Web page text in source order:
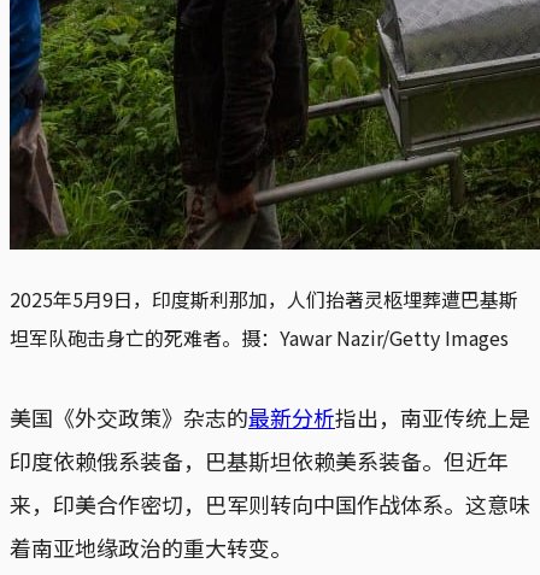
2025年5月9日，印度斯利那加，人们抬著灵柩埋葬遭巴基斯
坦军队砲击身亡的死难者。摄：Yawar Nazir/Getty Images
美国《外交政策》杂志的最新分析指出，南亚传统上是
印度依赖俄系装备，巴基斯坦依赖美系装备。但近年
来，印美合作密切，巴军则转向中国作战体系。这意味
着南亚地缘政治的重大转变。